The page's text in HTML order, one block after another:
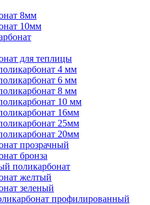
8мм
10мм
для теплицы
4 мм
6 мм
8 мм
10 мм
16мм
25мм
20мм
прозрачный
бронза
поликарбонат
желтый
зеленый
профилированный